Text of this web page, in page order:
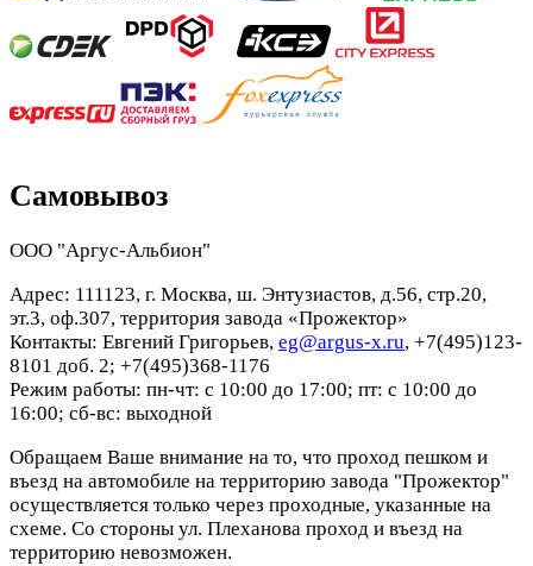
Самовывоз
ООО "Аргус-Альбион"
Адрес: 111123, г. Москва, ш. Энтузиастов, д.56, стр.20,
эт.3, оф.307, территория завода «Прожектор»
Контакты: Евгений Григорьев, eg@argus-x.ru, +7(495)123-
8101 доб. 2; +7(495)368-1176
Режим работы: пн-чт: с 10:00 до 17:00; пт: с 10:00 до
16:00; сб-вс: выходной
Обращаем Ваше внимание на то, что проход пешком и
въезд на автомобиле на территорию завода "Прожектор"
осуществляется только через проходные, указанные на
схеме. Со стороны ул. Плеханова проход и въезд на
территорию невозможен.